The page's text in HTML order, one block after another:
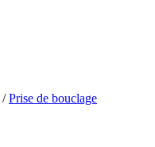
/Prise de bouclage